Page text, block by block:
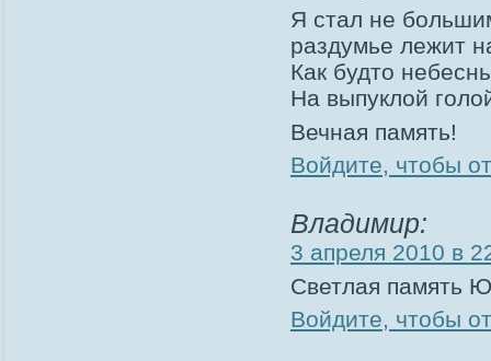
Я стал не
раздумье лежит
Как будто
На выпуклой
Вечная память!
Войдите, чтобы
Владимир:
3 апреля 2010 в
Светлая память
Войдите, чтобы